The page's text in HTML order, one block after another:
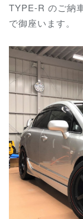
TYPE-R のご納
で御座います。